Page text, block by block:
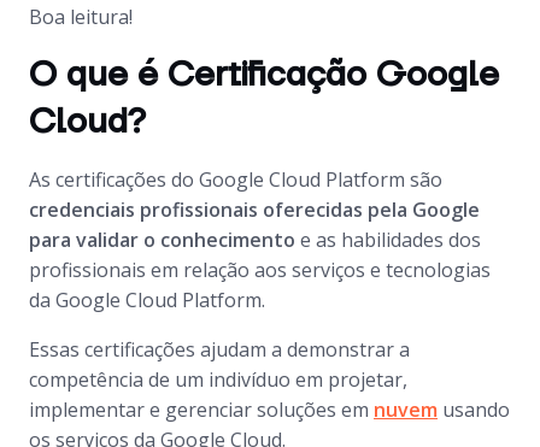
Boa leitura!
O que é Certificação Google
Cloud?
As certificações do Google Cloud Platform são
credenciais profissionais oferecidas pela Google
para validar o conhecimento e as habilidades dos
profissionais em relação aos serviços e tecnologias
da Google Cloud Platform.
Essas certificações ajudam a demonstrar a
competência de um indivíduo em projetar,
implementar e gerenciar soluções em nuvem usando
os serviços da Google Cloud.